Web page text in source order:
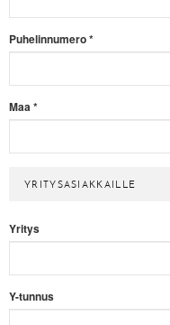
Puhelinnumero*
Maa*
YRITYSASIAKKAILLE
Yritys
Y-tunnus